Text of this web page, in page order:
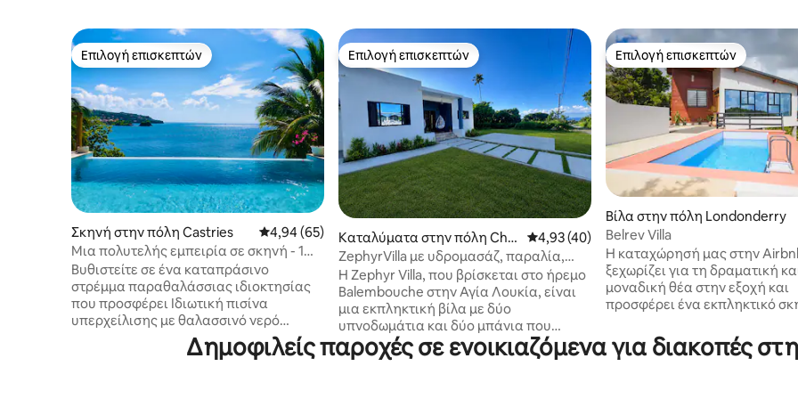
Επιλογή επισκεπτών
Επιλογή επισκεπτών
Σκηνή στην πόλη Castries Μέση βαθμολογία: 4,94 στα 5, 65 κριτικές
4,94 (65)
Μια πολυτελής εμπειρία σε σκηνή - 1
κρεβάτι και πισίνα
Βυθιστείτε σε ένα καταπράσινο
στρέμμα παραθαλάσσιας ιδιοκτησίας
που προσφέρει Ιδιωτική πισίνα
υπερχείλισης με θαλασσινό νερό
Ρομαντική σκηνή σαφάρι (*μόνο 2 στην
ιδιοκτησία) Ντους κήπου Εξωτερική
Επιλογή επισκεπτών
Επιλογή επισκεπτών
Καταλύματα στην πόλη Choi
seul
Μέση βαθμολογία: 4,93 στα 5, 40 κριτικές
4,93 (40)
ZephyrVilla με υδρομασάζ, παραλία,
φθινόπωρο, Piton, λασπόλουτρο
Η Zephyr Villa, που βρίσκεται στο ήρεμο
Balembouche στην Αγία Λουκία, είναι
μια εκπληκτική βίλα με δύο
υπνοδωμάτια και δύο μπάνια που
προσφέρει σύγχρονες ανέσεις και τη
γοητεία του νησιού. Μόλις 20 λεπτά
Επιλογή επισκεπτών
Επιλογή επισκεπτών
Βίλα στην πόλη Londonderry
Belrev Villa
Η καταχώρησή μας στην
ξεχωρίζει για τη δραματική
μοναδική θέα στην εξοχή και
προσφέρει ένα εκπληκτικό
σας καφέ είτε απολαμβάνετε
βραδινό ποτήρι κρασί, το
Δημοφιλείς παροχές σε ενοικιαζόμενα για διακοπές